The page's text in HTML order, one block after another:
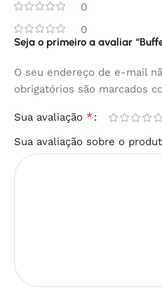
0
0
Seja o primeiro a avaliar
O seu endereço de e-mail
obrigatórios são marcados
Sua avaliação *
Sua avaliação sobre o